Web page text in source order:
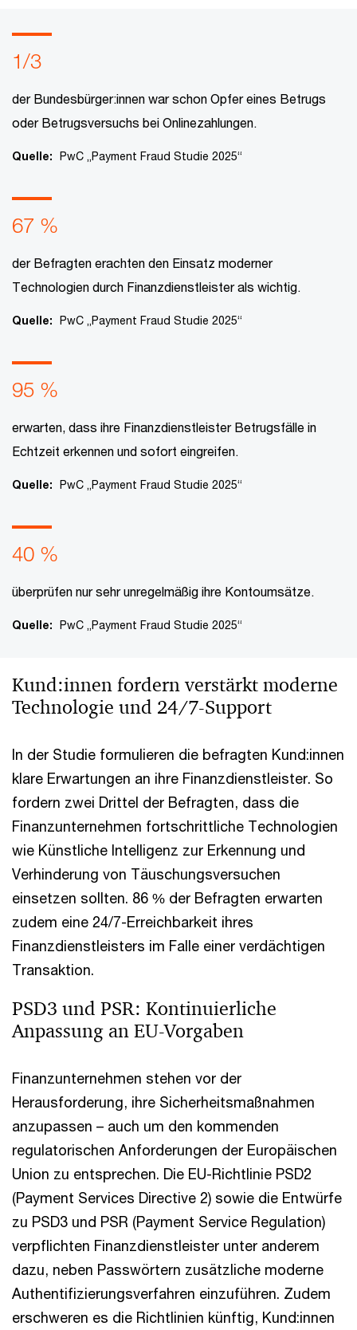
1/3
der Bundesbürger:innen war schon Opfer eines Betrugs
oder Betrugsversuchs bei Onlinezahlungen.
Quelle: PwC „Payment Fraud Studie 2025“
67 %
der Befragten erachten den Einsatz moderner
Technologien durch Finanzdienstleister als wichtig.
Quelle: PwC „Payment Fraud Studie 2025“
95 %
erwarten, dass ihre Finanzdienstleister Betrugsfälle in
Echtzeit erkennen und sofort eingreifen.
Quelle: PwC „Payment Fraud Studie 2025“
40 %
überprüfen nur sehr unregelmäßig ihre Kontoumsätze.
Quelle: PwC „Payment Fraud Studie 2025“
Kund:innen fordern verstärkt moderne
Technologie und 24/7-Support
In der Studie formulieren die befragten Kund:innen
klare Erwartungen an ihre Finanzdienstleister. So
fordern zwei Drittel der Befragten, dass die
Finanzunternehmen fortschrittliche Technologien
wie Künstliche Intelligenz zur Erkennung und
Verhinderung von Täuschungsversuchen
einsetzen sollten. 86 % der Befragten erwarten
zudem eine 24/7-Erreichbarkeit ihres
Finanzdienstleisters im Falle einer verdächtigen
Transaktion.
PSD3 und PSR: Kontinuierliche
Anpassung an EU-Vorgaben
Finanzunternehmen stehen vor der
Herausforderung, ihre Sicherheitsmaßnahmen
anzupassen – auch um den kommenden
regulatorischen Anforderungen der Europäischen
Union zu entsprechen. Die EU-Richtlinie PSD2
(Payment Services Directive 2) sowie die Entwürfe
zu PSD3 und PSR (Payment Service Regulation)
verpflichten Finanzdienstleister unter anderem
dazu, neben Passwörtern zusätzliche moderne
Authentifizierungsverfahren einzuführen. Zudem
erschweren es die Richtlinien künftig, Kund:innen